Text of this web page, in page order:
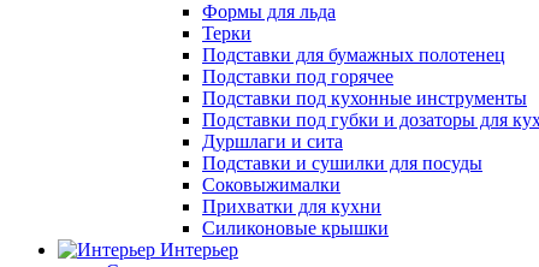
Формы для льда
Терки
Подставки для бумажных полотенец
Подставки под горячее
Подставки под кухонные инструменты
Подставки под губки и дозаторы для
Дуршлаги и сита
Подставки и сушилки для посуды
Соковыжималки
Прихватки для кухни
Силиконовые крышки
Интерьер